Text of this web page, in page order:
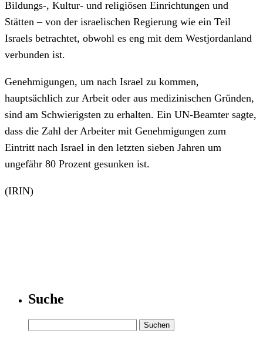
Bildungs-, Kultur- und religiösen Einrichtungen und
Stätten – von der israelischen Regierung wie ein Teil
Israels betrachtet, obwohl es eng mit dem Westjordanland
verbunden ist.
Genehmigungen, um nach Israel zu kommen,
hauptsächlich zur Arbeit oder aus medizinischen Gründen,
sind am Schwierigsten zu erhalten. Ein UN-Beamter sagte,
dass die Zahl der Arbeiter mit Genehmigungen zum
Eintritt nach Israel in den letzten sieben Jahren um
ungefähr 80 Prozent gesunken ist.
(IRIN)
Suche
nach: